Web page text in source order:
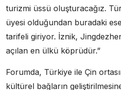
turizmi üssü oluşturacağız.
üyesi olduğundan buradaki
tarifeli giriyor. İznik,
açılan en ülkü köprüdür.”
Forumda, Türkiye ile Çin
kültürel bağların